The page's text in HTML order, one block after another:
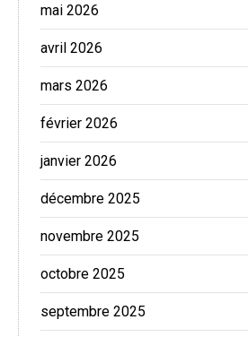
mai 2026
avril 2026
mars 2026
février 2026
janvier 2026
décembre 2025
novembre 2025
octobre 2025
septembre 2025